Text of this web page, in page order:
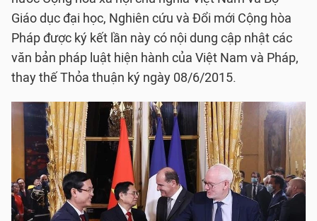
Giáo dục đại học, Nghiên cứu và Đổi mới Cộng hòa
Pháp được ký kết lần này có nội dung cập nhật các
văn bản pháp luật hiện hành của Việt Nam và Pháp,
thay thế Thỏa thuận ký ngày 08/6/2015.